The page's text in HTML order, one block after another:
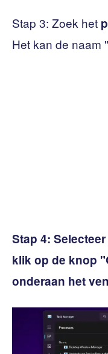
Stap 3: Zoek het
Het kan de naam "
Stap 4:
klik op de knop
onderaan het